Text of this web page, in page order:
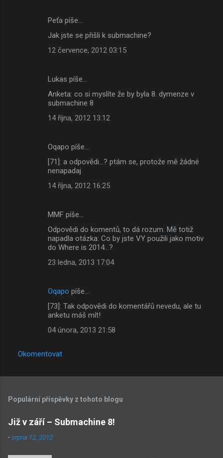
Peťa píše…
Jak jste se přišli k submachine?
12 července, 2012 03:15
Lukas píše…
Anketa: co si myslíte že by byla 8. dymenze v
submachine 8
14 října, 2012 13:12
Oqapo píše…
[71]: a odpovědi...? ptám se, protože mě žádné
nenapadaj
14 října, 2012 16:25
MMF píše…
Odpovědi do komentů, to dá rozum. Mě totiž
napadla otázka: Co by jste VY použili jako motiv
do Where is 2014...?
23 ledna, 2013 17:04
Oqapo píše…
[73]: Tak odpovědi do komentářů nevedu, ale tu
anketu máš mít!
04 února, 2013 21:58
Okomentovat
Populární příspěvky z tohoto blogu
Již v září – Submachine 8!
-srpna 12, 2012